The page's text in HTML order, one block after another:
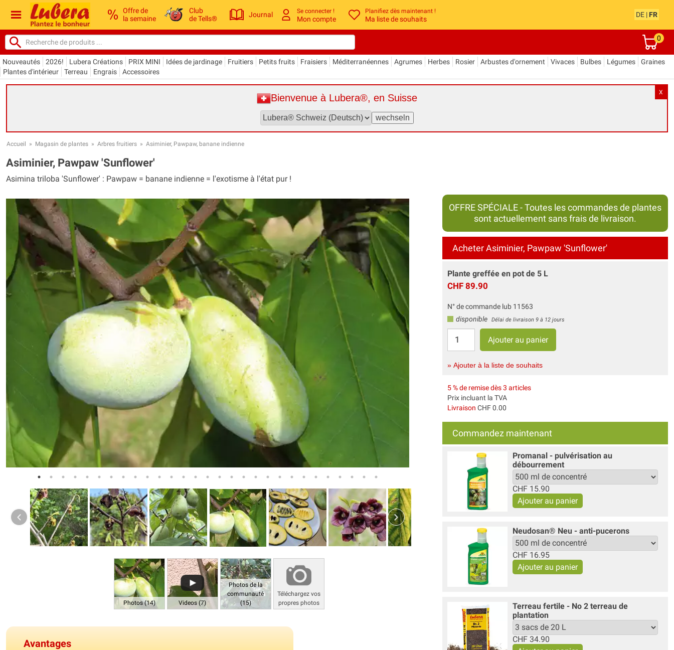
Offre de
la semaine
Club
de Tells®
Journal Se connecter !
Mon compte
Planifiez dès maintenant !
Ma liste de souhaits
DE | FR
0
Nouveautés 2026! Lubera Créations PRIX MINI Idées de jardinage Fruitiers Petits fruits Fraisiers Méditerranéennes Agrumes Herbes Rosier Arbustes d'ornement Vivaces Bulbes Légumes
Graines
Plantes d'intérieur
Terreau Engrais Accessoires
X
Bienvenue à Lubera®, en Suisse
Accueil » Magasin de plantes » Arbres fruitiers » Asiminier, Pawpaw, banane indienne
Asiminier, Pawpaw 'Sunflower'
Asimina triloba 'Sunflower' : Pawpaw = banane indienne = l'exotisme à l'état pur !
Photos (14) Videos (7)
Photos de la
communauté
(15)
Téléchargez vos
propres photos
Avantages
OFFRE SPÉCIALE - Toutes les commandes de plantes
sont actuellement sans frais de livraison.
Acheter Asiminier, Pawpaw 'Sunflower'
Plante greffée en pot de 5 L
CHF 89.90
N° de commande lub 11563
disponible
Délai de livraison 9 à 12 jours
» Ajouter à la liste de souhaits
5 % de remise dès 3 articles
Prix incluant la TVA
Livraison CHF 0.00
Commandez maintenant
Promanal - pulvérisation au
débourrement
CHF 15.90
Neudosan® Neu - anti-pucerons
CHF 16.95
Terreau fertile - No 2 terreau de
plantation
CHF 34.90